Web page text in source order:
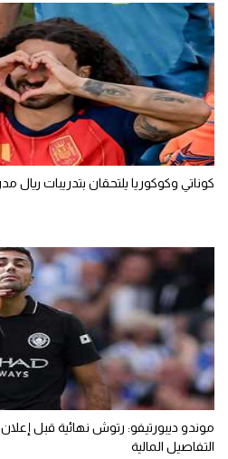
كوناتي وكوكوريا يلتحقان بتدريبات ريال
موندو ديبورتيفو: رتوش نهائية قبل
التفاصيل المالية